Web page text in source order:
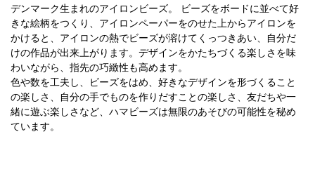
デンマーク生まれのアイロンビーズ。 ビーズをボードに並べて好
きな絵柄をつくり、アイロンペーパーをのせた上からアイロンを
かけると、アイロンの熱でビーズが溶けてくっつきあい、自分だ
けの作品が出来上がります。デザインをかたちづくる楽しさを味
わいながら、指先の巧緻性も高めます。
色や数を工夫し、ビーズをはめ、好きなデザインを形づくること
の楽しさ、自分の手でものを作りだすことの楽しさ、友だちや一
緒に遊ぶ楽しさなど、ハマビーズは無限のあそびの可能性を秘め
ています。